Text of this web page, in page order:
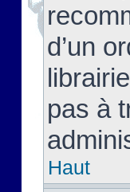
d’un
pas à
Haut